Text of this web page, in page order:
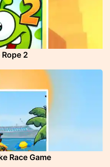
2
Race Game